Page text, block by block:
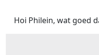
Hoi Philein, wat goed